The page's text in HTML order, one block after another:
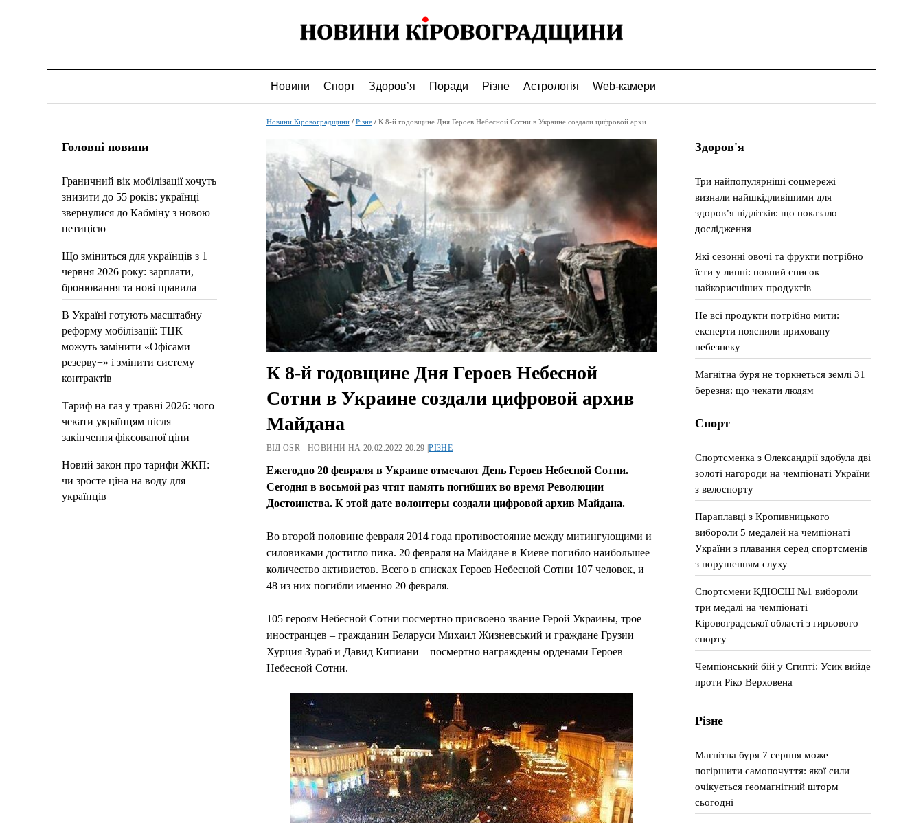
Новини Спорт Здоров’я Поради Різне Астрологія Web-камери
Головні новини
Граничний вік мобілізації хочуть
знизити до 55 років: українці
звернулися до Кабміну з новою
петицією
Що зміниться для українців з 1
червня 2026 року: зарплати,
бронювання та нові правила
В Україні готують масштабну
реформу мобілізації: ТЦК
можуть замінити «Офісами
резерву+» і змінити систему
контрактів
Тариф на газ у травні 2026: чого
чекати українцям після
закінчення фіксованої ціни
Новий закон про тарифи ЖКП:
чи зросте ціна на воду для
українців
Новини Кіровоградщини/ Різне/ К 8-й годовщине Дня Героев Небесной Сотни в Украине создали цифровой архив Майдана
К 8-й годовщине Дня Героев Небесной
Сотни в Украине создали цифровой архив
Майдана
ВІД OSR - НОВИНИ НА 20.02.2022 20:29 |РІЗНЕ
Ежегодно 20 февраля в Украине отмечают День Героев Небесной Сотни.
Сегодня в восьмой раз чтят память погибших во время Революции
Достоинства. К этой дате волонтеры создали цифровой архив Майдана.
Во второй половине февраля 2014 года противостояние между митингующими и
силовиками достигло пика. 20 февраля на Майдане в Киеве погибло наибольшее
количество активистов. Всего в списках Героев Небесной Сотни 107 человек, и
48 из них погибли именно 20 февраля.
105 героям Небесной Сотни посмертно присвоено звание Герой Украины, трое
иностранцев – гражданин Беларуси Михаил Жизневський и граждане Грузии
Хурция Зураб и Давид Кипиани – посмертно награждены орденами Героев
Небесной Сотни.
Здоров'я
Три найпопулярніші соцмережі
визнали найшкідливішими для
здоров’я підлітків: що показало
дослідження
Які сезонні овочі та фрукти потрібно
їсти у липні: повний список
найкорисніших продуктів
Не всі продукти потрібно мити:
експерти пояснили приховану
небезпеку
Магнітна буря не торкнеться землі 31
березня: що чекати людям
Спорт
Спортсменка з Олександрії здобула дві
золоті нагороди на чемпіонаті України
з велоспорту
Параплавці з Кропивницького
вибороли 5 медалей на чемпіонаті
України з плавання серед спортсменів
з порушенням слуху
Спортсмени КДЮСШ №1 вибороли
три медалі на чемпіонаті
Кіровоградської області з гирьового
спорту
Чемпіонський бій у Єгипті: Усик вийде
проти Ріко Верховена
Різне
Магнітна буря 7 серпня може
погіршити самопочуття: якої сили
очікується геомагнітний шторм
сьогодні